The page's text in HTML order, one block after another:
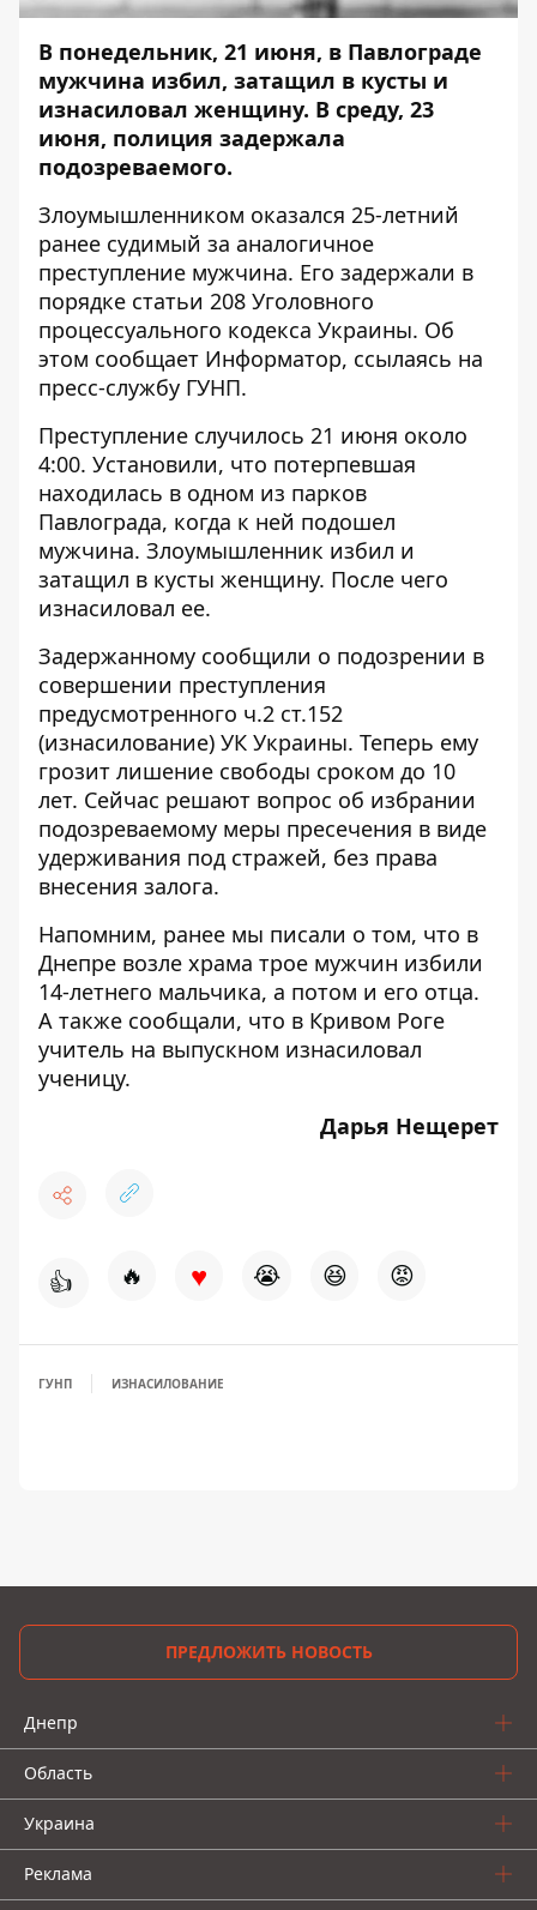
В понедельник, 21 июня, в Павлограде
мужчина избил, затащил в кусты и
изнасиловал женщину. В среду, 23
июня, полиция задержала
подозреваемого.
Злоумышленником оказался 25-летний
ранее судимый за аналогичное
преступление мужчина. Его задержали в
порядке статьи 208 Уголовного
процессуального кодекса Украины. Об
этом сообщает Информатор, ссылаясь на
пресс-службу ГУНП.
Преступление случилось 21 июня около
4:00. Установили, что потерпевшая
находилась в одном из парков
Павлограда, когда к ней подошел
мужчина. Злоумышленник избил и
затащил в кусты женщину. После чего
изнасиловал ее.
Задержанному сообщили о подозрении в
совершении преступления
предусмотренного ч.2 ст.152
(изнасилование) УК Украины. Теперь ему
грозит лишение свободы сроком до 10
лет. Сейчас решают вопрос об избрании
подозреваемому меры пресечения в виде
удерживания под стражей, без права
внесения залога.
Напомним, ранее мы писали о том, что в
Днепре возле храма трое мужчин избили
14-летнего мальчика, а потом и его отца.
А также сообщали, что в Кривом Роге
учитель на выпускном изнасиловал
ученицу.
Дарья Нещерет
👍 🔥 ♥ 😭 😆 😡
ГУНП ИЗНАСИЛОВАНИЕ
ПРЕДЛОЖИТЬ НОВОСТЬ
Днепр
Область
Украина
Реклама